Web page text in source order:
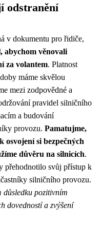
odstranění
v dokumentu pro řidiče,
abychom věnovali
za volantem. Platnost
máme skvělou
mezi zodpovědné a
pravidel silničního
a budování
provozu. Pamatujme,
osvojení si bezpečných
důvěru na silnicích.
přehodnotilo svůj přístup k
silničního provozu.
důsledku pozitivním
dovedností a zvýšení